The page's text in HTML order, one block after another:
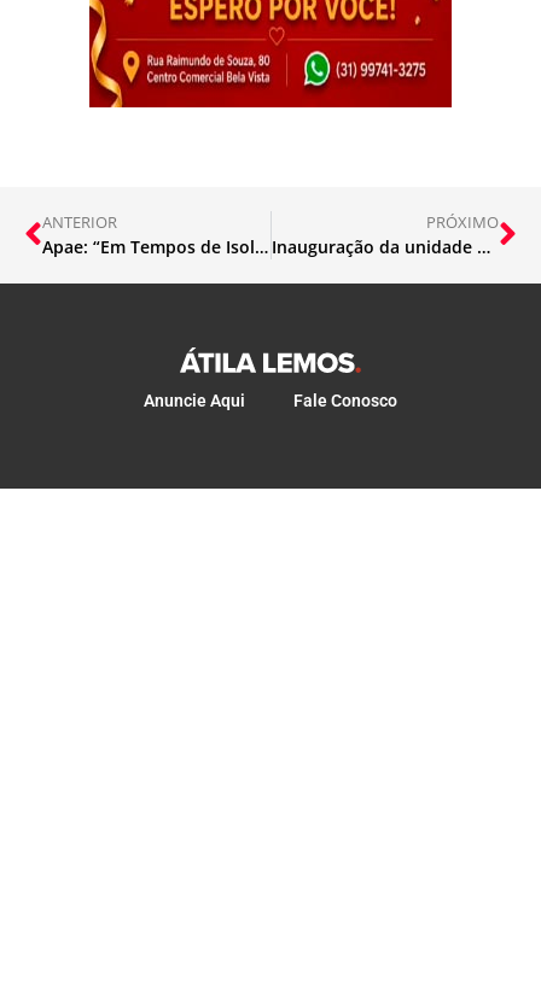
ANTERIOR
Apae: “Em Tempos de Isolamento, Não Isole seu Amor da Gente!”
PRÓXIMO
Inauguração da unidade APAC em Itabira
Anuncie Aqui Fale Conosco